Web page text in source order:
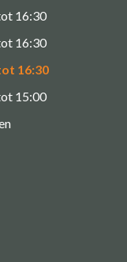
16:30
16:30
16:30
15:00